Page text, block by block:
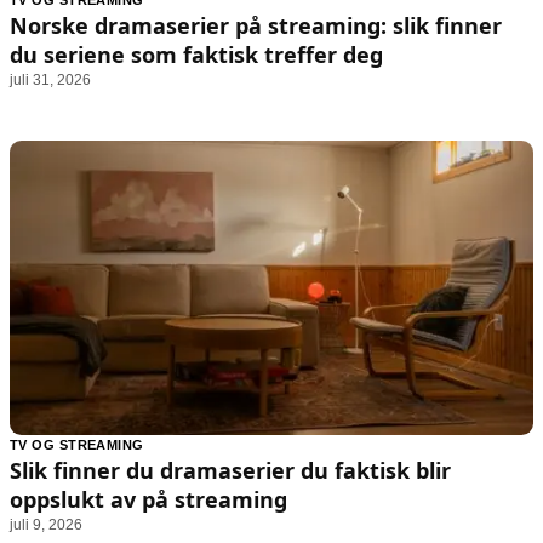
Animasjon
Sosiale medier
Musikk
Brukervilkår
Redaksjonell policy
Informasjon
Om oss
Kontakt oss
Forfattere og redaksjon
Retningslinjer for rettelser
Norske dramaserier på streaming: slik finner
du seriene som faktisk treffer deg
juli 31, 2026
TV OG STREAMING
Slik finner du dramaserier du faktisk blir
oppslukt av på streaming
juli 9, 2026